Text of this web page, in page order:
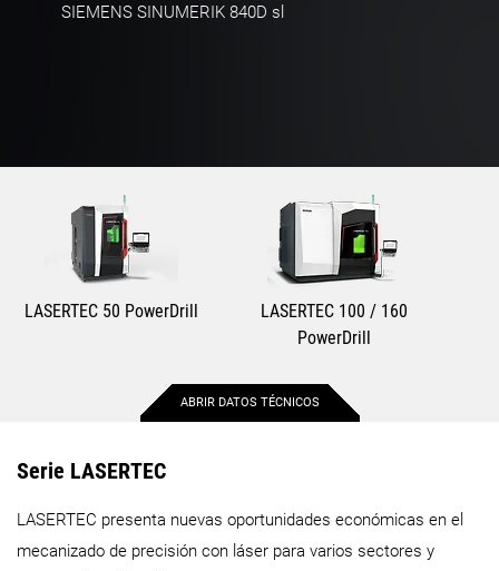
SIEMENS SINUMERIK 840D sl
Máx. recorrido Y
LASERTEC 50 PowerDrill
500 mm
LASERTEC 100 / 160
PowerDrill
1.000 mm
ABRIR DATOS TÉCNICOS
Serie LASERTEC
LASERTEC presenta nuevas oportunidades económicas en el
mecanizado de precisión con láser para varios sectores y